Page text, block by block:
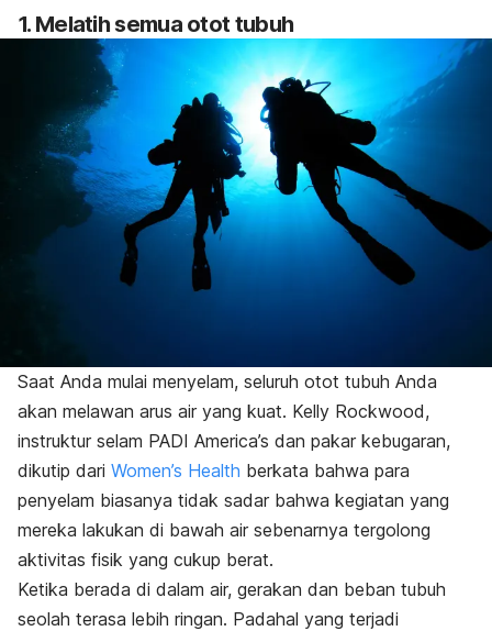
1. Melatih semua otot tubuh
Saat Anda mulai menyelam, seluruh otot tubuh Anda
akan melawan arus air yang kuat. Kelly Rockwood,
instruktur selam PADI America’s dan pakar kebugaran,
dikutip dari Women’s Health berkata bahwa para
penyelam biasanya tidak sadar bahwa kegiatan yang
mereka lakukan di bawah air sebenarnya tergolong
aktivitas fisik yang cukup berat.
Ketika berada di dalam air, gerakan dan beban tubuh
seolah terasa lebih ringan. Padahal yang terjadi